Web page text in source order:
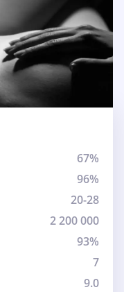
67%
96%
20-28
2 200 000
93%
7
9.0